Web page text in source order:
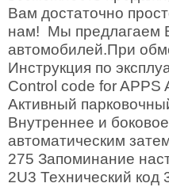
Вам достаточно
нам! Мы предлагаем
автомобилей.При
Инструкция по
Control code for APPS
Активный
Внутреннее и
автоматическим
275 Запоминание
2U3 Технический код